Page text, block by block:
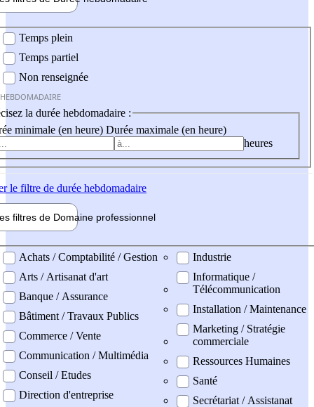
Temps plein
Temps partiel
Non renseignée
la durée hebdomadaire :
minimale (en heure) Durée maximale (en heure)
heures
le filtre de durée hebdomadaire
filtres de Domaine professionnel
professionel
Achats / Comptabilité / Gestion
Arts / Artisanat d'art
Banque / Assurance
Bâtiment / Travaux Publics
Commerce / Vente
Communication / Multimédia
Conseil / Etudes
Direction d'entreprise
Industrie
Informatique /
Télécommunication
Installation / Maintenance
Marketing / Stratégie
commerciale
Ressources Humaines
Santé
Secrétariat / Assistanat